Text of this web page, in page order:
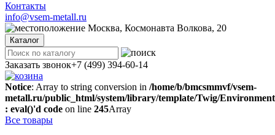
Контакты
info@vsem-metall.ru
Москва, Космонавта Волкова, 20
Каталог
Заказать звонок+7 (499) 394-60-14
Notice: Array to string conversion in /home/b/bmcsmmvf/vsem-
metall.ru/public_html/system/library/template/Twig/
: eval()'d code on line 245Array
Все товары